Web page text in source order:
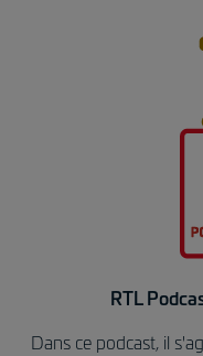
RTL
Dans ce podcast, il